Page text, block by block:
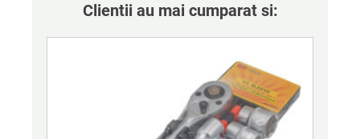
Clientii au mai cumparat si: